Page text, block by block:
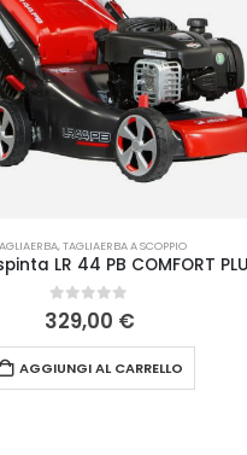
,TAGLIAERBA A SCOPPIO
LR 44 PB COMFORT
0Su 5
329,00 €
AGGIUNGI AL CARRELLO